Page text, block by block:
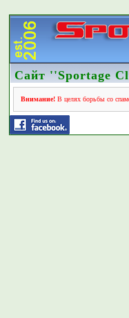
Сайт ''Sportage
Внимание! В целях борьбы со